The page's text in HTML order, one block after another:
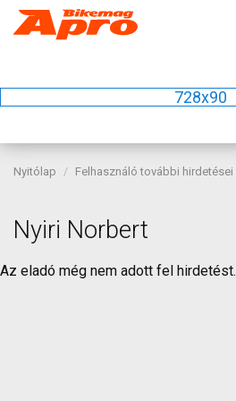
728x90
Nyitólap Felhasználó további hirdetései
Nyiri Norbert
Az eladó még nem adott fel hirdetést.